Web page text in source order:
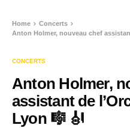
Home
Concerts
Anton Holmer, nouveau chef
CONCERTS
Anton Holmer,
assistant de
Lyon 🎼 🎻